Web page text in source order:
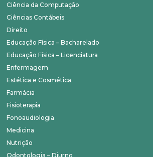
Ciência da Computação
Ciências Contábeis
Direito
Educação Física – Bacharelado
Educação Física – Licenciatura
Enfermagem
Estética e Cosmética
Farmácia
Fisioterapia
Fonoaudiologia
Medicina
Nutrição
Odontologia – Diurno